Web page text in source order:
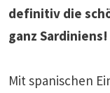
definitiv die
ganz Sardiniens!
Mit spanischen